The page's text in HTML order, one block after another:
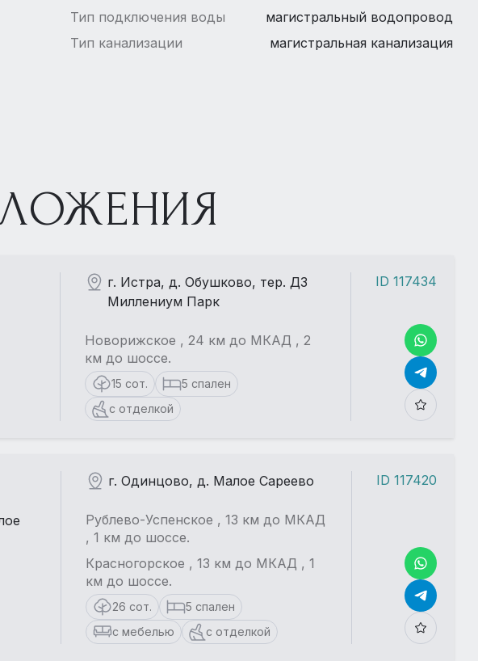
Тип подключения воды
магистральный водопровод
Тип канализации
магистральная канализация
г. Истра, д. Обушково, тер. ДЗ
Миллениум Парк
Новорижское , 24 км до МКАД , 2
км до шоссе.
15 сот.
5 спален
с отделкой
ID 117434
г. Одинцово, д. Малое Сареево
Рублево-Успенское , 13 км до МКАД
, 1 км до шоссе.
Красногорское , 13 км до МКАД , 1
км до шоссе.
26 сот.
5 спален
с мебелью
с отделкой
ID 117420